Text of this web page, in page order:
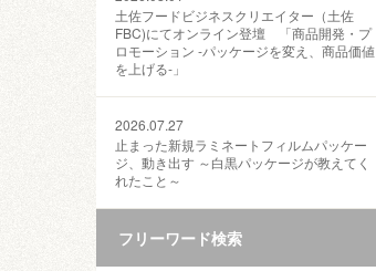
土佐フードビジネスクリエイター（土佐
FBC)にてオンライン登壇 「商品開発・プ
ロモーション ‐パッケージを変え、商品価値
を上げる‐」
2026.07.27
止まった新規ラミネートフィルムパッケー
ジ、動き出す ～白黒パッケージが教えてく
れたこと～
フリーワード検索